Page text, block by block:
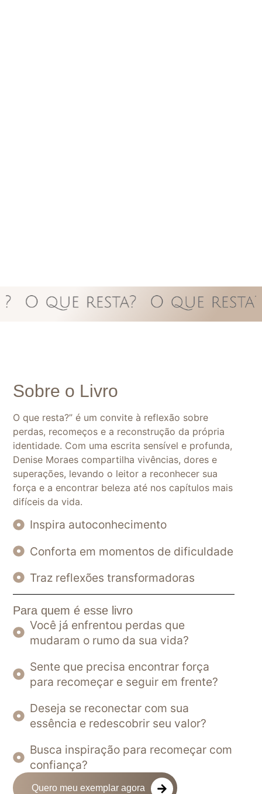
Sobre o Livro
O que resta?” é um convite à reflexão sobre
perdas, recomeços e a reconstrução da própria
identidade. Com uma escrita sensível e profunda,
Denise Moraes compartilha vivências, dores e
superações, levando o leitor a reconhecer sua
força e a encontrar beleza até nos capítulos mais
difíceis da vida.
Inspira autoconhecimento
Conforta em momentos de dificuldade
Traz reflexões transformadoras
Para quem é esse livro
Você já enfrentou perdas que
mudaram o rumo da sua vida?
Sente que precisa encontrar força
para recomeçar e seguir em frente?
Deseja se reconectar com sua
essência e redescobrir seu valor?
Busca inspiração para recomeçar com
confiança?
Quero meu exemplar agora